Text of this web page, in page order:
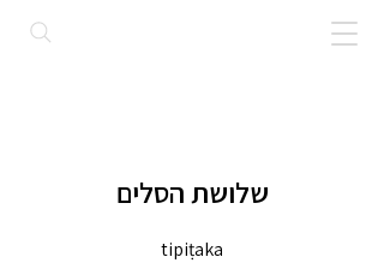
שלושת הסלים
tipiṭaka